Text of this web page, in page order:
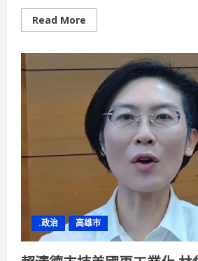
Read More
more
望
歌」
南
部
場
~
金
高
雄
長
庚
攜
.政治 高雄市